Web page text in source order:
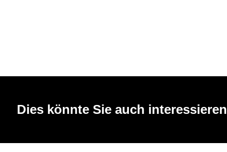
Dies könnte Sie auch interessieren